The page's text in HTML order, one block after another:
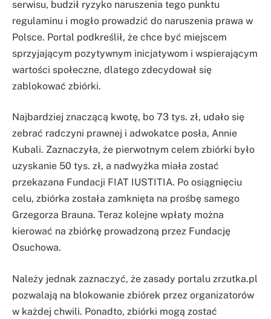
serwisu, budził ryzyko naruszenia tego punktu
regulaminu i mogło prowadzić do naruszenia prawa w
Polsce. Portal podkreślił, że chce być miejscem
sprzyjającym pozytywnym inicjatywom i wspierającym
wartości społeczne, dlatego zdecydował się
zablokować zbiórki.
Najbardziej znaczącą kwotę, bo 73 tys. zł, udało się
zebrać radczyni prawnej i adwokatce posła, Annie
Kubali. Zaznaczyła, że pierwotnym celem zbiórki było
uzyskanie 50 tys. zł, a nadwyżka miała zostać
przekazana Fundacji FIAT IUSTITIA. Po osiągnięciu
celu, zbiórka została zamknięta na prośbę samego
Grzegorza Brauna. Teraz kolejne wpłaty można
kierować na zbiórkę prowadzoną przez Fundację
Osuchowa.
Należy jednak zaznaczyć, że zasady portalu zrzutka.pl
pozwalają na blokowanie zbiórek przez organizatorów
w każdej chwili. Ponadto, zbiórki mogą zostać